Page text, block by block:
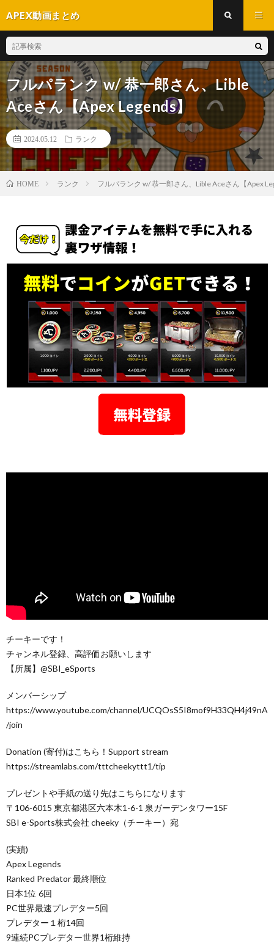
APEX動画まとめ
フルパランク w/ 恭一郎さん、Lible
Aceさん【Apex Legends】
2024.05.12 ランク
HOME ランク フルパランク w/ 恭一郎さん、Lible Aceさん【Apex
チーキーです！
チャンネル登録、高評価お願いします
【所属】@SBI_eSports
メンバーシップ
https://www.youtube.com/channel/UCQOsS5I8mof9H33QH4j49nA
/join
Donation (寄付)はこちら！Support stream
https://streamlabs.com/tttcheekyttt1/tip
プレゼントや手紙の送り先はこちらになります
〒106-6015 東京都港区六本木1-6-1 泉ガーデンタワー15F
SBI e-Sports株式会社 cheeky（チーキー）宛
(実績)
Apex Legends
Ranked Predator 最終順位
日本1位 6回
PC世界最速プレデター5回
プレデター１桁14回
9連続PCプレデター世界1桁維持